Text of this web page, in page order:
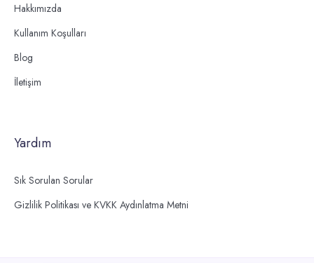
Hakkımızda
Kullanım Koşulları
Blog
İletişim
Yardım
Sık Sorulan Sorular
Gizlilik Politikası ve KVKK Aydınlatma Metni